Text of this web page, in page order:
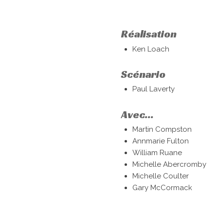
Réalisation
Ken Loach
Scénario
Paul Laverty
Avec...
Martin Compston
Annmarie Fulton
William Ruane
Michelle Abercromby
Michelle Coulter
Gary McCormack